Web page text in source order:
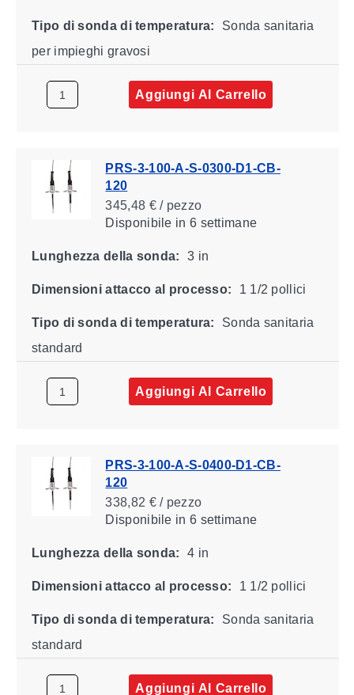
Tipo di sonda di temperatura:
Sonda sanitaria
per impieghi gravosi
Aggiungi Al Carrello
PRS-3-100-A-S-0300-D1-CB-
120
345,48 € / pezzo
Disponibile in 6 settimane
Lunghezza della sonda: 3 in
Dimensioni attacco al processo: 1 1/2 pollici
Tipo di sonda di temperatura:
Sonda sanitaria
standard
Aggiungi Al Carrello
PRS-3-100-A-S-0400-D1-CB-
120
338,82 € / pezzo
Disponibile in 6 settimane
Lunghezza della sonda: 4 in
Dimensioni attacco al processo: 1 1/2 pollici
Tipo di sonda di temperatura:
Sonda sanitaria
standard
Aggiungi Al Carrello